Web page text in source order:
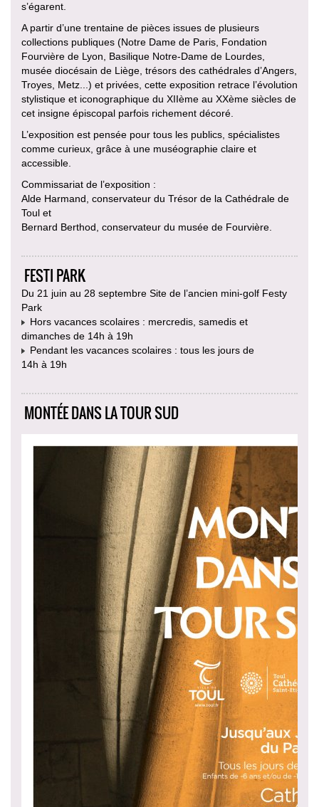
s’égarent.
A partir d’une trentaine de pièces issues de plusieurs
collections publiques (Notre Dame de Paris, Fondation
Fourvière de Lyon, Basilique Notre-Dame de Lourdes,
musée diocésain de Liège, trésors des cathédrales d’Angers,
Troyes, Metz...) et privées, cette exposition retrace l’évolution
stylistique et iconographique du XIIème au XXème siècles de
cet insigne épiscopal parfois richement décoré.
L’exposition est pensée pour tous les publics, spécialistes
comme curieux, grâce à une muséographie claire et
accessible.
Commissariat de l’exposition :
Alde Harmand, conservateur du Trésor de la Cathédrale de
Toul et
Bernard Berthod, conservateur du musée de Fourvière.
FESTI PARK
Du 21 juin au 28 septembre Site de l’ancien mini-golf Festy
Park
Hors vacances scolaires : mercredis, samedis et
dimanches de 14h à 19h
Pendant les vacances scolaires : tous les jours de
14h à 19h
MONTÉE DANS LA TOUR SUD